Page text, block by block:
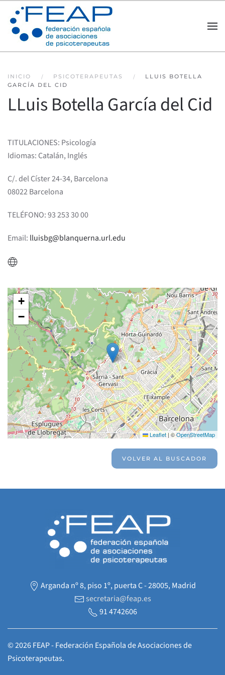
Skip to main content
INICIO PSICOTERAPEUTAS
LLUIS BOTELLA
GARCÍA DEL CID
LLuis Botella García del Cid
TITULACIONES: Psicología
Idiomas: Catalán, Inglés
C/. del Císter 24-34, Barcelona
08022 Barcelona
TELÉFONO: 93 253 30 00
Email: lluisbg@blanquerna.url.edu
+
−
Leaflet | ©OpenStreetMap
VOLVER AL BUSCADOR
Arganda nº 8, piso 1º, puerta C - 28005, Madrid
secretaria@feap.es
91 4742606
©2026FEAP - Federación Española de Asociaciones de
Psicoterapeutas.